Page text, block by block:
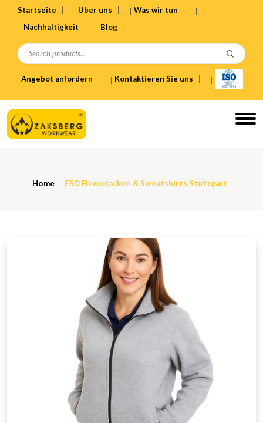
Startseite Über uns
Was wir tun
Nachhaltigkeit
Blog
Angebot anfordern Kontaktieren Sie uns
Home ESD Fleecejacken & Sweatshirts Stuttgart